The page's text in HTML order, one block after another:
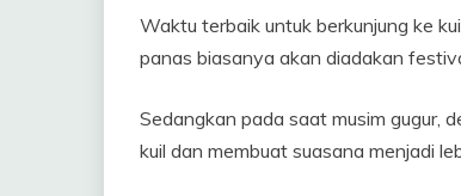
Waktu terbaik untuk berkunjung ke
panas biasanya akan diadakan
Sedangkan pada saat musim gugur,
kuil dan membuat suasana menjadi